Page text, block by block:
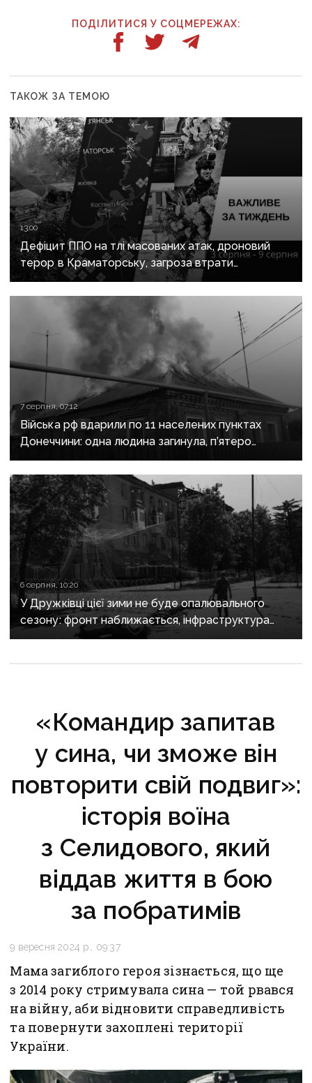
ПОДІЛИТИСЯ У СОЦМЕРЕЖАХ:
ТАКОЖ ЗА ТЕМОЮ
13:00
Дефіцит ППО на тлі масованих атак, дроновий
терор в Краматорську, загроза втрати
Костянтинівки та прощання з Олексієм Юковим:
важливе за тиждень
7 серпня, 07:12
Війська рф вдарили по 11 населених пунктах
Донеччини: одна людина загинула, п’ятеро
поранені
6 серпня, 10:20
У Дружківці цієї зими не буде опалювального
сезону: фронт наближається, інфраструктура
критично зруйнована
«Командир запитав
у сина, чи зможе він
повторити свій подвиг»:
історія воїна
з Селидового, який
віддав життя в бою
за побратимів
9 вересня 2024 р., 09:37
Мама загиблого героя зізнається, що ще
з 2014 року стримувала сина — той рвався
на війну, аби відновити справедливість
та повернути захоплені території
України.